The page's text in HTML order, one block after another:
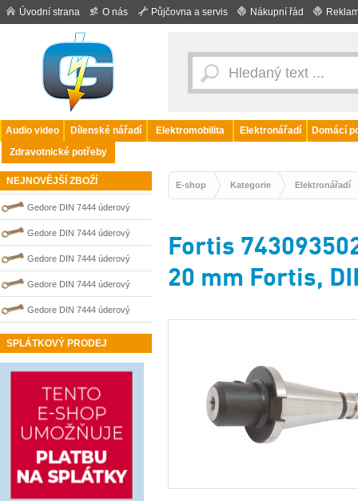
Úvodní strana O nás Půjčovna a servis Nákupní řád
Audio video Dílenské nářadí Elektromobilita Elektronářadí
Domácí
Zdravotnické potřeby
NEJNOVĚJŠÍ ZBOŽÍ
Gedore DIN 7444 úderový
nejiskřivý plochý (palcový) klíč
0100210S
Gedore DIN 7444 úderový
nejiskřivý plochý (palcový) klíč
0100203S
Gedore DIN 7444 úderový
nejiskřivý plochý (palcový) klíč
0100209S
Gedore DIN 7444 úderový
nejiskřivý plochý (palcový) klíč
0100208S
Gedore DIN 7444 úderový
nejiskřivý plochý (palcový) klíč
SPLÁTKOVÝ PRODEJ
E-shop Kategorie Elektronářadí
Fortis
20 mm Fortis,